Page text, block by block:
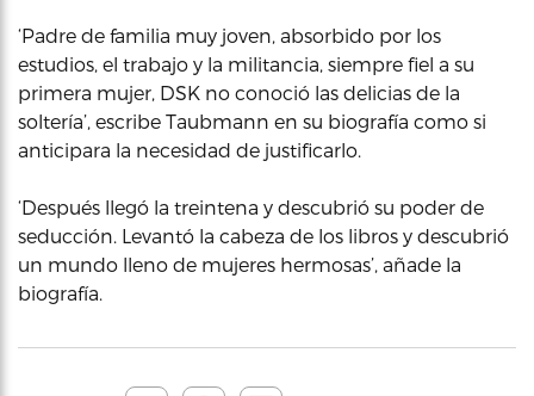
‘Padre de familia muy joven, absorbido por los
estudios, el trabajo y la militancia, siempre fiel a su
primera mujer, DSK no conoció las delicias de la
soltería’, escribe Taubmann en su biografía como si
anticipara la necesidad de justificarlo.
‘Después llegó la treintena y descubrió su poder de
seducción. Levantó la cabeza de los libros y descubrió
un mundo lleno de mujeres hermosas’, añade la
biografía.